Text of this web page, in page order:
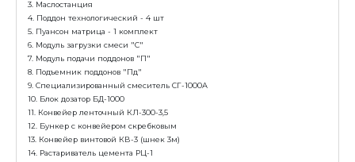
1. Вибропресс Рифей Вектор-Арболит
2. Пульт управления
3. Маслостанция
4. Поддон технологический - 4 шт
5. Пуансон матрица арболитблок 500*300*200
6. Модуль загрузки смеси "С"
7. Модуль подачи поддонов "П"
8. Специализированный смеситель СГ-1000А